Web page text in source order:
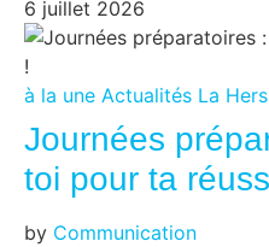
6 juillet 2026
à la une Actualités La
Journées
toi pour ta
by Communication